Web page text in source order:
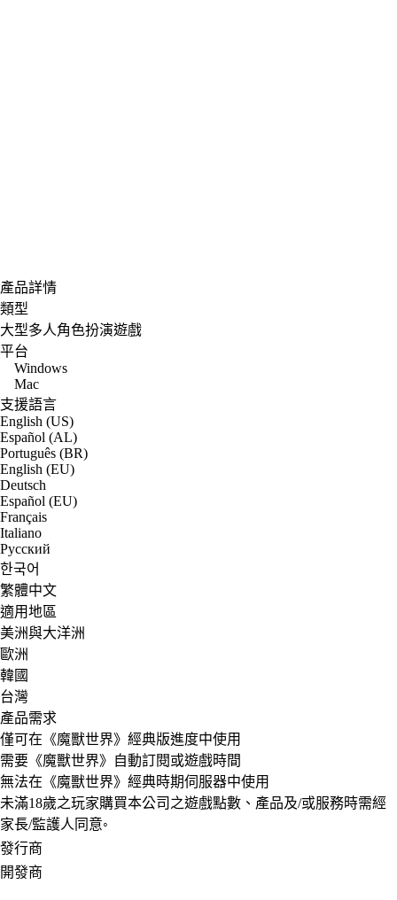
產品詳情
類型
大型多人角色扮演遊戲
平台
Windows
Mac
支援語言
English (US)
Español (AL)
Português (BR)
English (EU)
Deutsch
Español (EU)
Français
Italiano
Русский
한국어
繁體中文
適用地區
美洲與大洋洲
歐洲
韓國
台灣
產品需求
僅可在《魔獸世界》經典版進度中使用
需要《魔獸世界》自動訂閱或遊戲時間
無法在《魔獸世界》經典時期伺服器中使用
未滿18歲之玩家購買本公司之遊戲點數、產品及/或服務時需經
家長/監護人同意◦
發行商
開發商